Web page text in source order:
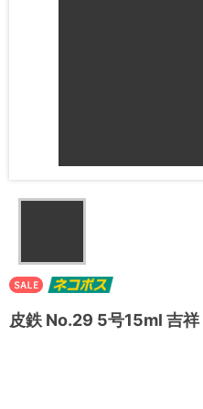
皮鉄 No.29 5号15ml 吉祥